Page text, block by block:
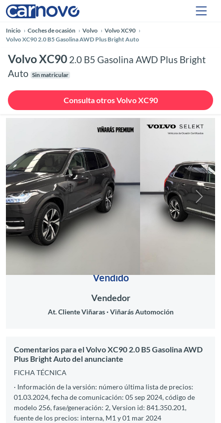
Inicio Coches de ocasión Volvo
Volvo XC90
Volvo XC90 2.0 B5 Gasolina AWD Plus Bright Auto
Volvo XC90 2.0 B5 Gasolina AWD Plus Bright
Auto Sin matricular
Consulta otros Volvo XC90
Anterior
Vendido
Vendedor
At. Cliente Viñaras Viñarás Automoción
Comentarios para el Volvo XC90 2.0 B5 Gasolina AWD
Plus Bright Auto del anunciante
FICHA TÉCNICA
· Información de la versión: número última lista de precios:
01.03.2024, fecha de comunicación: 05 sep 2024, código de
modelo 256, fase/generación: 2, Version id: 841.350.201,
fuente de los precios: interna, M1 y 01 mar 2024